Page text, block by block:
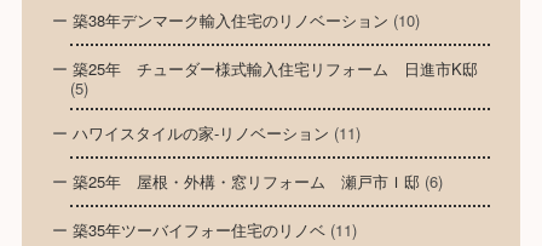
築38年デンマーク輸入住宅のリノベーション (10)
築25年 チューダー様式輸入住宅リフォーム 日進市K邸
(5)
ハワイスタイルの家-リノベーション (11)
築25年 屋根・外構・窓リフォーム 瀬戸市Ｉ邸(6)
築35年ツーバイフォー住宅のリノベ(11)